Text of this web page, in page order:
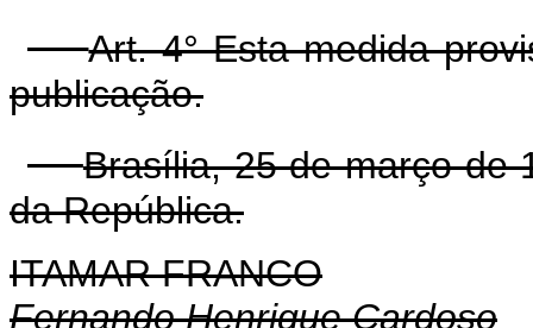
Art. 4° Esta medida
publicação.
Brasília, 25 de março de
da República.
ITAMAR FRANCO
Fernando Henrique Cardoso